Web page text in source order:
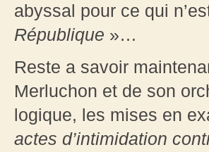
abyssal pour ce qui
République »…
Reste a savoir
Merluchon et de son
logique, les mises en
actes d’intimidation